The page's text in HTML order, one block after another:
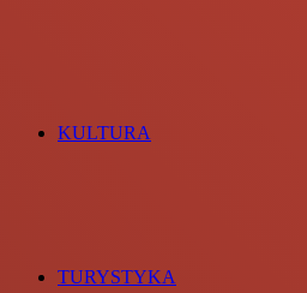
KULTURA
TURYSTYKA